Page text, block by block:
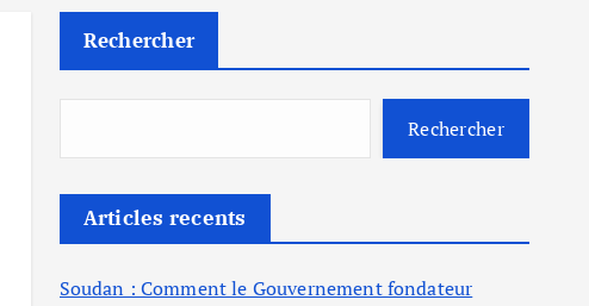
Rechercher
Rechercher
Articles recents
Soudan : Comment le Gouvernement fondateur